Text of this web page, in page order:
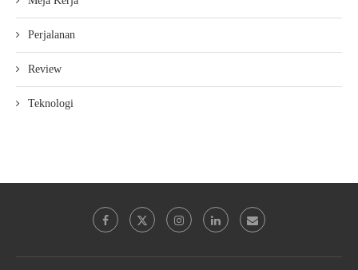
Perjalanan
Review
Teknologi